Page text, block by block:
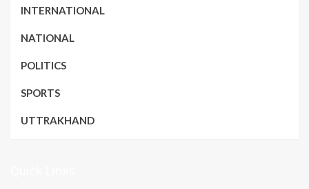
INTERNATIONAL
NATIONAL
POLITICS
SPORTS
UTTRAKHAND